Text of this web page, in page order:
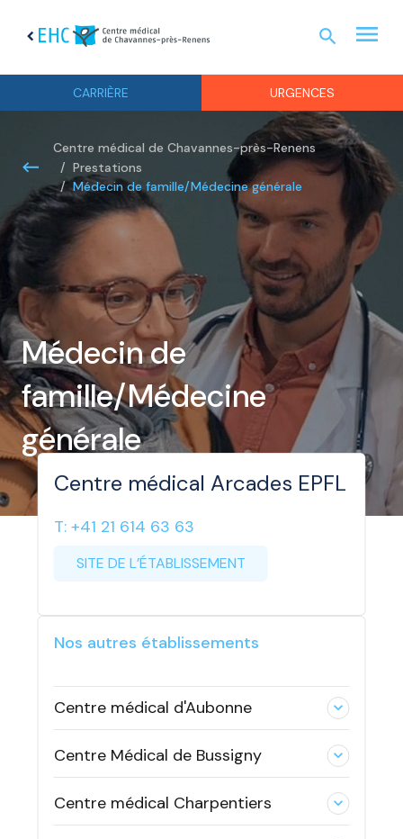
chevron_left
CARRIÈRE URGENCES
search menu
Centre médical de Chavannes-près-Renens
Prestations
Médecin de famille/Médecine générale
Médecin de
famille/Médecine
générale
Centre médical Arcades EPFL
T: +41 21 614 63 63
SITE DE L’ÉTABLISSEMENT
Nos autres établissements
Centre médical d'Aubonne expand_less
Centre Médical de Bussigny expand_less
Centre médical Charpentiers expand_less